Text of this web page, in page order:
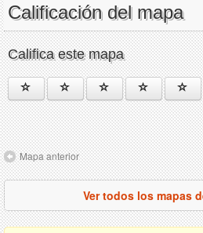
Calificación del mapa
Califica este mapa
Mapa anterior
Ver todos los mapas